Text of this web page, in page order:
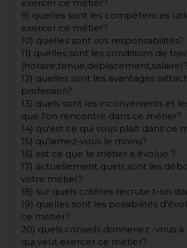
exercer ce métier?
9) quelles sont les compétences
exercer ce métier?
10) quelles sont vos responsabilités?
11) quelles sont les conditions de
(horaire,tenue,déplacement,salaire)?
12) quelles sont les avantages
profession?
13) quels sont les inconvénients et
que l'on rencontre dans ce métier?
14) qu'est ce qui vous plaît dans ce
15) qu'aimez-vous le moins?
16) est ce que le métier a évolué ?
17) actuellement quels sont les
votre métier?
18) sur quels critères recrute t-on
19) quelles sont les possibilités
ce métier?
20) quels conseils donneriez -vous
qui veut exercer ce métier?